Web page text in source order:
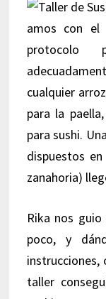
amos con el
protocolo
cualquier
para la
para sushi.
dispuestos
zanahoria)
Rika nos
poco, y
instrucciones,
taller